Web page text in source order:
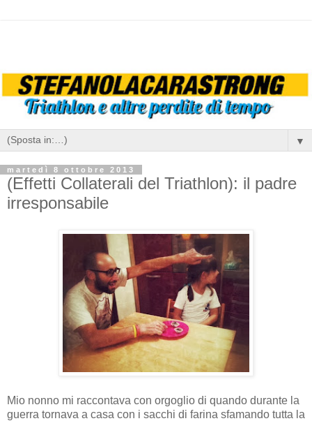
▼
martedì 8 ottobre 2013
(Effetti Collaterali del Triathlon): il padre
irresponsabile
Mio nonno mi raccontava con orgoglio di quando durante la
guerra tornava a casa con i sacchi di farina sfamando tutta la